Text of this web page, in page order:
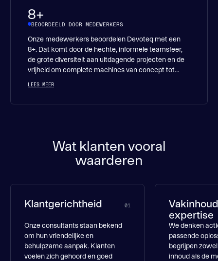
zetten in maakbare ontwerpen die resultaat
opleveren.
8+
BEOORDEELD DOOR MEDEWERKERS
Onze medewerkers beoordelen Devoteq met een
8+. Dat komt door de hechte, informele teamsfeer,
de grote diversiteit aan uitdagende projecten en de
vrijheid om complete machines van concept tot
LEES MEER
Wat klanten vooral
waarderen
Klantgerichtheid 01
Onze consultants staan bekend
om hun vriendelijke en
behulpzame aanpak. Klanten
voelen zich gehoord en goed
expertise
We denken
passende
begrijpen
inhoud als de